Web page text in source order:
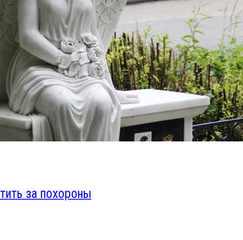
за похороны